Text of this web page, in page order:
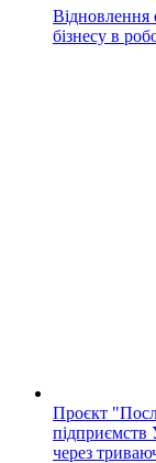
Відновлення
бізнесу в
Проєкт
підприємств
через